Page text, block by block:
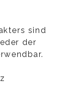
sind
der